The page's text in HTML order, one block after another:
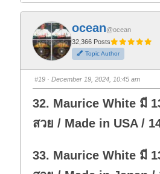
k
f
o
r
t
h
u
m
d
o
n
.
k
o
r
t
h
u
m
u
p
ocean@ocean
32,366 Posts
Topic Author
#19 · December 19, 2024, 10:45 am
32. Maurice White มี
สวย / Made in USA /
33. Maurice White มี